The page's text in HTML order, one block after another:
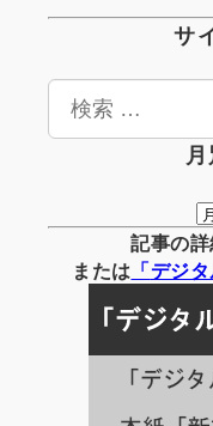
サ
検
記事の詳
または 「デジ